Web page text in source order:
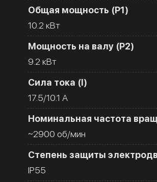
Общая мощность (Р1)
10.2 кВт
Мощность на валу (Р2)
9.2 кВт
Сила тока (I)
17.5/10.1 A
Номинальная частота
~2900 об/мин
Степень защиты
IP55